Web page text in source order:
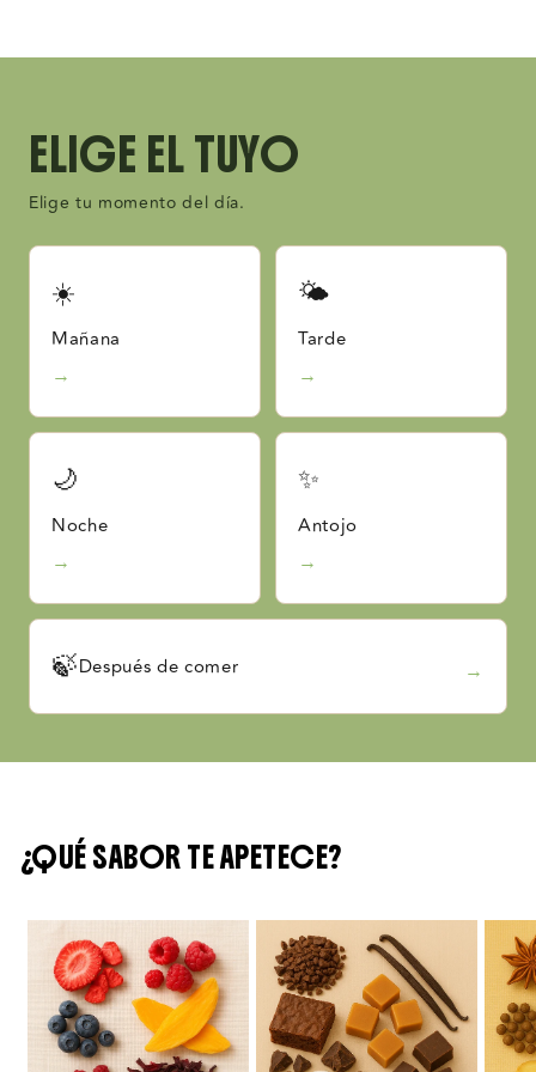
ELIGE EL TUYO
Elige tu momento del día.
☀️
Mañana
→
🌤
Tarde
→
🌙
Noche
→
✨
Antojo
→
🍃Después de comer →
¿QUÉ SABOR TE APETECE?